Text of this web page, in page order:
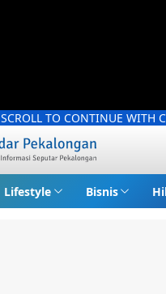
SCROLL TO CONTINUE WITH
Lifestyle Bisnis